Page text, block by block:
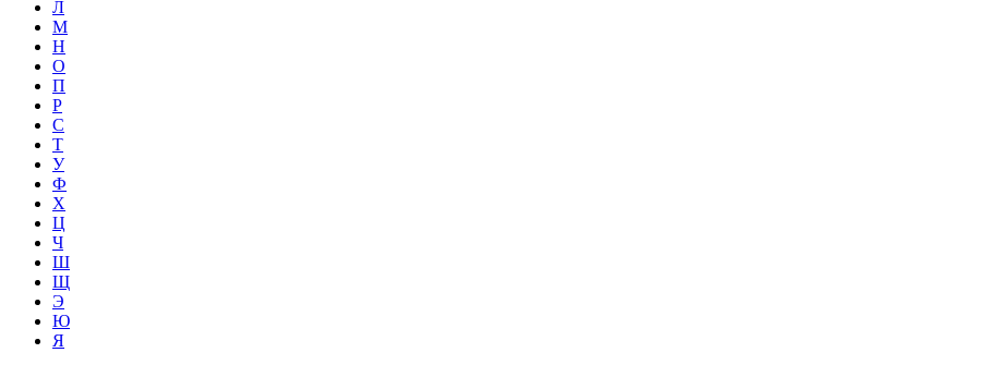
Л
М
Н
О
П
Р
С
Т
У
Ф
Х
Ц
Ч
Ш
Щ
Э
Ю
Я